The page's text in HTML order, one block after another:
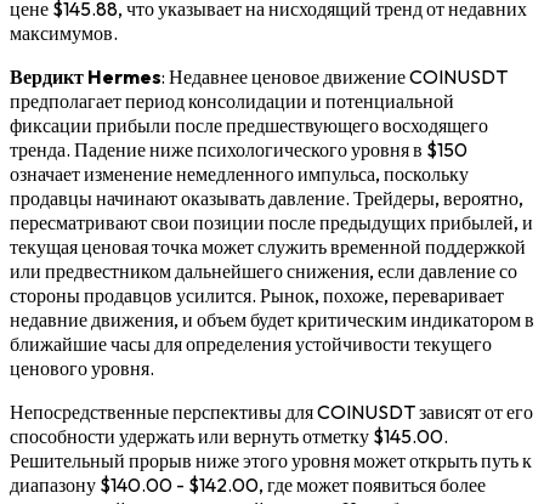
цене $145.88, что указывает на нисходящий тренд от недавних
максимумов.
Вердикт Hermes: Недавнее ценовое движение COINUSDT
предполагает период консолидации и потенциальной
фиксации прибыли после предшествующего восходящего
тренда. Падение ниже психологического уровня в $150
означает изменение немедленного импульса, поскольку
продавцы начинают оказывать давление. Трейдеры, вероятно,
пересматривают свои позиции после предыдущих прибылей, и
текущая ценовая точка может служить временной поддержкой
или предвестником дальнейшего снижения, если давление со
стороны продавцов усилится. Рынок, похоже, переваривает
недавние движения, и объем будет критическим индикатором в
ближайшие часы для определения устойчивости текущего
ценового уровня.
Непосредственные перспективы для COINUSDT зависят от его
способности удержать или вернуть отметку $145.00.
Решительный прорыв ниже этого уровня может открыть путь к
диапазону $140.00 - $142.00, где может появиться более